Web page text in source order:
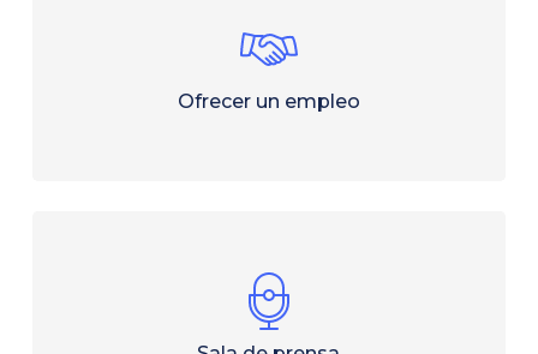
Ofrecer un empleo